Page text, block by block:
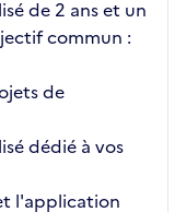
de 2 ans et un
commun :
de
dédié à vos
l'application